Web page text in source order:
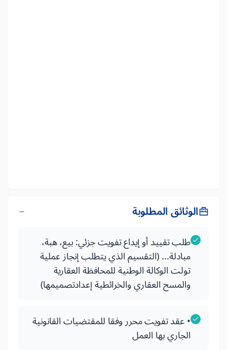
الوثائق المطلوبة
طلب تقييد أو إيداع تفويت جزئي: بيع، هبة،
مبادلة... (التقسيم الذي يتطلب إنجاز عملية
تولت الوكالة الوطنية للمحافظة العقارية
والمسح العقاري والخرائطية إعدادتصميمها)
• عقد تفويت محرر وفقا للمقتضيات القانونية
الجاري بها العمل